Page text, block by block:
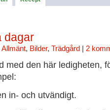
dagar
Allmänt, Bilder, Trädgård| 2
med den här ledigheten,
in- och utvändigt.